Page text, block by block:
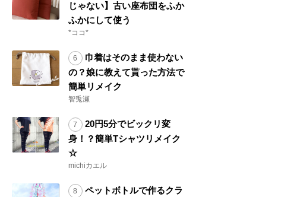
じゃない】古い座布団をふか
ふかにして使う
*ココ*
巾着はそのまま使わない
の？娘に教えて貰った方法で
簡単リメイク
智兎瀬
20円5分でビックリ変
身！？簡単Tシャツリメイク
☆
michiカエル
ペットボトルで作るクラ